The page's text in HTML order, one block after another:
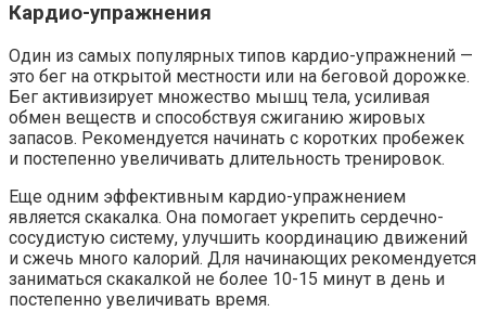
Кардио-упражнения
Один из самых популярных типов кардио-упражнений —
это бег на открытой местности или на беговой дорожке.
Бег активизирует множество мышц тела, усиливая
обмен веществ и способствуя сжиганию жировых
запасов. Рекомендуется начинать с коротких пробежек
и постепенно увеличивать длительность тренировок.
Еще одним эффективным кардио-упражнением
является скакалка. Она помогает укрепить сердечно-
сосудистую систему, улучшить координацию движений
и сжечь много калорий. Для начинающих рекомендуется
заниматься скакалкой не более 10-15 минут в день и
постепенно увеличивать время.